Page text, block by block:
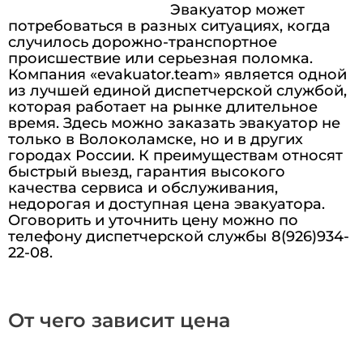
Эвакуатор может
потребоваться в разных ситуациях, когда
случилось дорожно-транспортное
происшествие или серьезная поломка.
Компания «evakuator.team» является одной
из лучшей единой диспетчерской службой,
которая работает на рынке длительное
время. Здесь можно заказать эвакуатор не
только в Волоколамске, но и в других
городах России. К преимуществам относят
быстрый выезд, гарантия высокого
качества сервиса и обслуживания,
недорогая и доступная цена эвакуатора.
Оговорить и уточнить цену можно по
телефону диспетчерской службы 8(926)934-
22-08.
От чего зависит цена